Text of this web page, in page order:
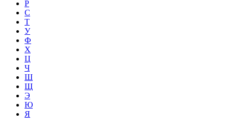
Р
С
Т
У
Ф
Х
Ц
Ч
Ш
Щ
Э
Ю
Я